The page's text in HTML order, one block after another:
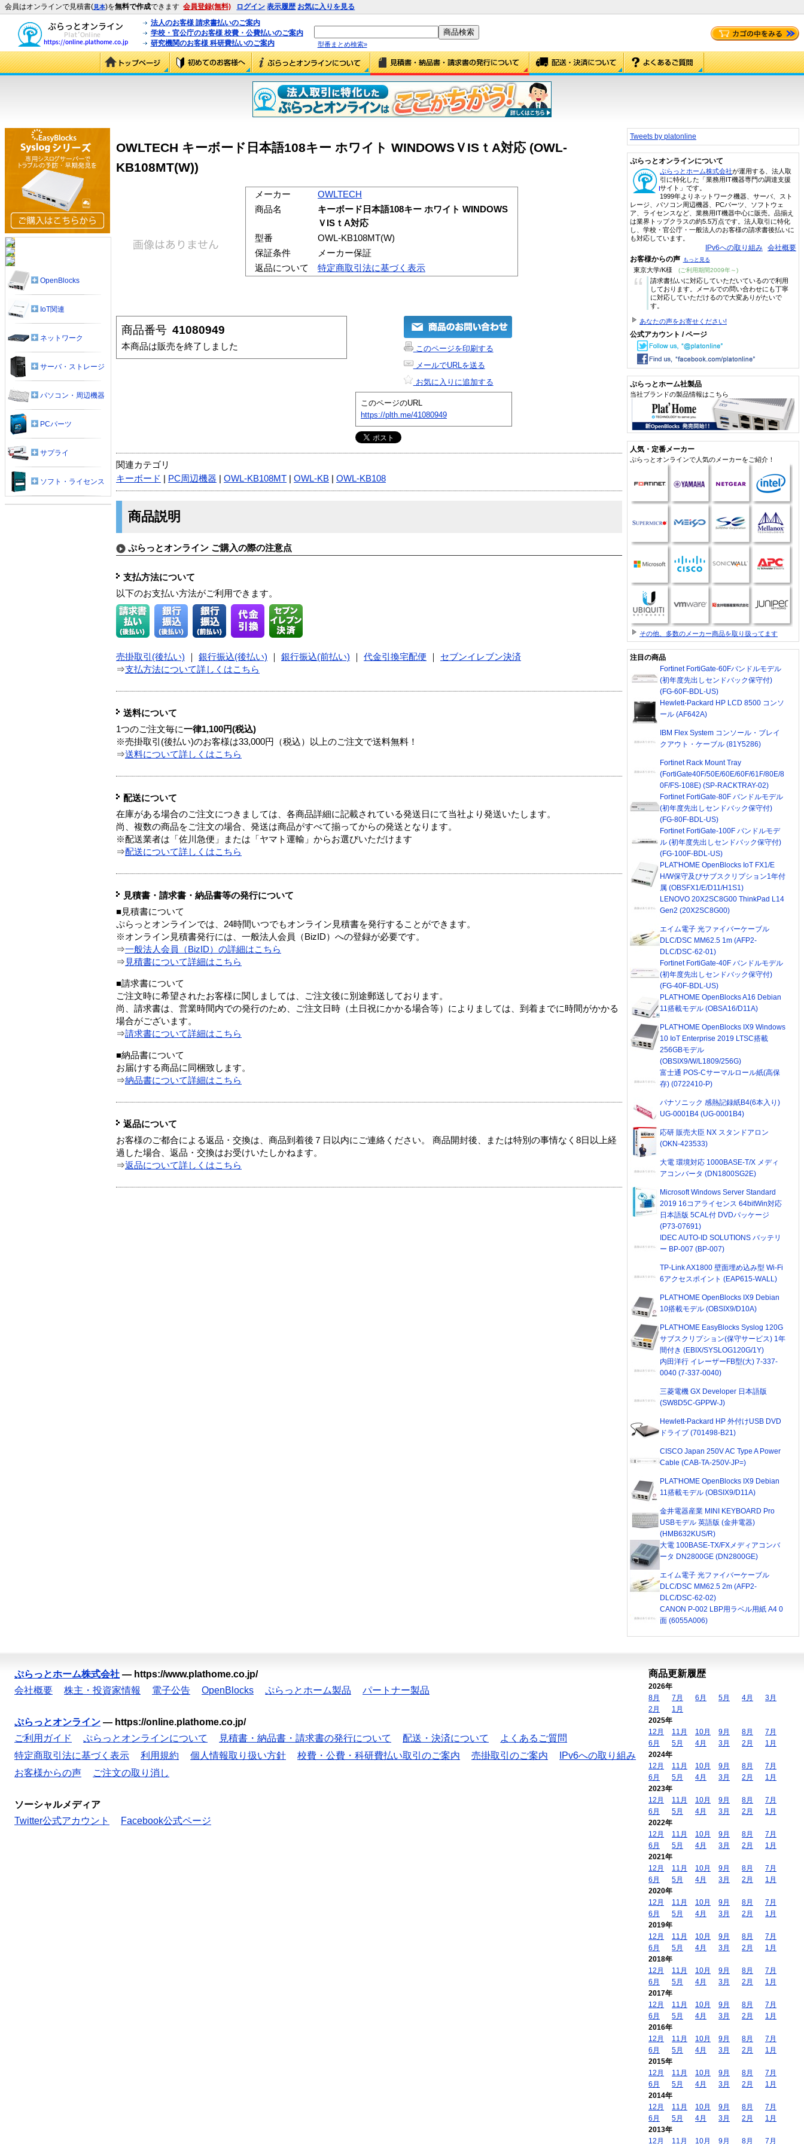
会員はオンラインで見積書(見本)を無料で作成できます 会員登録(無料) ログイン 表示履歴 お気に入りを見る
法人のお客様 請求書払いのご案内
学校・官公庁のお客様 校費・公費払いのご案内
研究機関のお客様 科研費払いのご案内
型番まとめ検索»
OWLTECH キーボード日本語108キー ホワイト WINDOWSＶISｔA対応 (OWL-
KB108MT(W))
メーカー
OWLTECH
商品名
キーボード日本語108キー ホワイト WINDOWS
ＶISｔA対応
型番
OWL-KB108MT(W)
保証条件
メーカー保証
返品について
特定商取引法に基づく表示
商品番号 41080949
本商品は販売を終了しました
このページを印刷する
メールでURLを送る
お気に入りに追加する
このページのURL
https://plth.me/41080949
関連カテゴリ
キーボード
PC周辺機器 OWL-KB108MT OWL-KB OWL-KB108
商品説明
ぷらっとオンライン ご購入の際の注意点
支払方法について
以下のお支払い方法がご利用できます。
売掛取引(後払い) 銀行振込(後払い) 銀行振込(前払い) 代金引換宅配便
セブンイレブン決済
⇒支払方法について詳しくはこちら
送料について
1つのご注文毎に一律1,100円(税込)
※売掛取引(後払い)のお客様は33,000円（税込）以上のご注文で送料無料！
⇒送料について詳しくはこちら
配送について
在庫がある場合のご注文につきましては、各商品詳細に記載されている発送日にて当社より発送いたします。
尚、複数の商品をご注文の場合、発送は商品がすべて揃ってからの発送となります。
※配送業者は「佐川急便」または「ヤマト運輸」からお選びいただけます
⇒配送について詳しくはこちら
見積書・請求書・納品書等の発行について
■見積書について
ぷらっとオンラインでは、24時間いつでもオンライン見積書を発行することができます。
※オンライン見積書発行には、一般法人会員（BizID）への登録が必要です。
⇒一般法人会員（BizID）の詳細はこちら
⇒ 見積書について詳細はこちら
■請求書について
ご注文時に希望されたお客様に関しましては、ご注文後に別途郵送しております。
尚、請求書は、営業時間内での発行のため、ご注文日時（土日祝にかかる場合等）によりましては、到着までに時間がかかる
場合がございます。
⇒請求書について詳細はこちら
■納品書について
お届けする商品に同梱致します。
⇒納品書について詳細はこちら
返品について
お客様のご都合による返品・交換は、商品到着後７日以内にご連絡ください。 商品開封後、または特別の事情なく8日以上経
過した場合、返品・交換はお受けいたしかねます。
⇒返品について詳しくはこちら
OpenBlocks
IoT関連
ネットワーク
サーバ・ストレージ
パソコン・周辺機器
PCパーツ
サプライ
ソフト・ライセンス
Tweets by platonline
ぷらっとオンラインについて
ぷらっとホーム株式会社が運用する、法人取
引に特化した「業務用IT機器専門の調達支援
サイト」です。
1999年よりネットワーク機器、サーバ、スト
レージ、パソコン周辺機器、PCパーツ、ソフトウェ
ア、ライセンスなど、業務用IT機器中心に販売。品揃え
は業界トップクラスの約5.5万点です。法人取引に特化
し、学校・官公庁・一般法人のお客様の請求書後払いに
も対応しています。
IPv6への取り組み 会社概要
お客様からの声 もっと見る
東京大学/K様 (ご利用期間2009年～)
“
請求書払いに対応していただいているので利用
しております。メールでの問い合わせにも丁寧
に対応していただけるので大変ありがたいで
す。
あなたの声をお寄せください!
公式アカウント / ページ
ぷらっとホーム社製品
当社ブランドの製品情報はこちら
人気・定番メーカー
ぷらっとオンラインで人気のメーカーをご紹介！
その他、多数のメーカー商品を取り扱ってます
注目の商品
Fortinet FortiGate-60Fバンドルモデル
(初年度先出しセンドバック保守付)
(FG-60F-BDL-US)
Hewlett-Packard HP LCD 8500 コンソ
ール (AF642A)
IBM Flex System コンソール・ブレイ
クアウト・ケーブル (81Y5286)
Fortinet Rack Mount Tray
(FortiGate40F/50E/60E/60F/61F/80E/8
0F/FS-108E) (SP-RACKTRAY-02)
Fortinet FortiGate-80F バンドルモデル
(初年度先出しセンドバック保守付)
(FG-80F-BDL-US)
Fortinet FortiGate-100F バンドルモデ
ル (初年度先出しセンドバック保守付)
(FG-100F-BDL-US)
PLAT'HOME OpenBlocks IoT FX1/E
H/W保守及びサブスクリプション1年付
属 (OBSFX1/E/D11/H1S1)
LENOVO 20X2SC8G00 ThinkPad L14
Gen2 (20X2SC8G00)
エイム電子 光ファイバーケーブル
DLC/DSC MM62.5 1m (AFP2-
DLC/DSC-62-01)
Fortinet FortiGate-40F バンドルモデル
(初年度先出しセンドバック保守付)
(FG-40F-BDL-US)
PLAT'HOME OpenBlocks A16 Debian
11搭載モデル (OBSA16/D11A)
PLAT'HOME OpenBlocks IX9 Windows
10 IoT Enterprise 2019 LTSC搭載
256GBモデル
(OBSIX9/W/L1809/256G)
富士通 POS-Cサーマルロール紙(高保
存) (0722410-P)
パナソニック 感熱記録紙B4(6本入り)
UG-0001B4 (UG-0001B4)
応研 販売大臣 NX スタンドアロン
(OKN-423533)
大電 環境対応 1000BASE-T/X メディ
アコンバータ (DN1800SG2E)
Microsoft Windows Server Standard
2019 16コアライセンス 64bitWin対応
日本語版 5CAL付 DVDパッケージ
(P73-07691)
IDEC AUTO-ID SOLUTIONS バッテリ
ー BP-007 (BP-007)
TP-Link AX1800 壁面埋め込み型 Wi-Fi
6アクセスポイント (EAP615-WALL)
PLAT'HOME OpenBlocks IX9 Debian
10搭載モデル (OBSIX9/D10A)
PLAT'HOME EasyBlocks Syslog 120G
サブスクリプション(保守サービス) 1年
間付き (EBIX/SYSLOG120G/1Y)
内田洋行 イレーザーFB型(大) 7-337-
0040 (7-337-0040)
三菱電機 GX Developer 日本語版
(SW8D5C-GPPW-J)
Hewlett-Packard HP 外付けUSB DVD
ドライブ (701498-B21)
CISCO Japan 250V AC Type A Power
Cable (CAB-TA-250V-JP=)
PLAT'HOME OpenBlocks IX9 Debian
11搭載モデル (OBSIX9/D11A)
金井電器産業 MINI KEYBOARD Pro
USBモデル 英語版 (金井電器)
(HMB632KUS/R)
大電 100BASE-TX/FXメディアコンバ
ータ DN2800GE (DN2800GE)
エイム電子 光ファイバーケーブル
DLC/DSC MM62.5 2m (AFP2-
DLC/DSC-62-02)
CANON P-002 LBP用ラベル用紙 A4 0
面 (6055A006)
ぷらっとホーム株式会社 — https://www.plathome.co.jp/
会社概要
株主・投資家情報 電子公告 OpenBlocks ぷらっとホーム製品 パートナー製品
ぷらっとオンライン — https://online.plathome.co.jp/
ご利用ガイド
ぷらっとオンラインについて 見積書・納品書・請求書の発行について 配送・決済について
よくあるご質問
特定商取引法に基づく表示
利用規約 個人情報取り扱い方針 校費・公費・科研費払い取引のご案内 売掛取引のご案内
IPv6への取り組み
お客様からの声
ご注文の取り消し
ソーシャルメディア
Twitter公式アカウント
Facebook公式ページ
商品更新履歴
2026年
8月
7月 6月 5月 4月
3月
2月
1月
2025年
12月
11月 10月 9月 8月
7月
6月
5月 4月 3月 2月
1月
2024年
12月
11月 10月 9月 8月
7月
6月
5月 4月 3月 2月
1月
2023年
12月
11月 10月 9月 8月
7月
6月
5月 4月 3月 2月
1月
2022年
12月
11月 10月 9月 8月
7月
6月
5月 4月 3月 2月
1月
2021年
12月
11月 10月 9月 8月
7月
6月
5月 4月 3月 2月
1月
2020年
12月
11月 10月 9月 8月
7月
6月
5月 4月 3月 2月
1月
2019年
12月
11月 10月 9月 8月
7月
6月
5月 4月 3月 2月
1月
2018年
12月
11月 10月 9月 8月
7月
6月
5月 4月 3月 2月
1月
2017年
12月
11月 10月 9月 8月
7月
6月
5月 4月 3月 2月
1月
2016年
12月
11月 10月 9月 8月
7月
6月
5月 4月 3月 2月
1月
2015年
12月
11月 10月 9月 8月
7月
6月
5月 4月 3月 2月
1月
2014年
12月
11月 10月 9月 8月
7月
6月
5月 4月 3月 2月
1月
2013年
12月
11月 10月 9月 8月 7月